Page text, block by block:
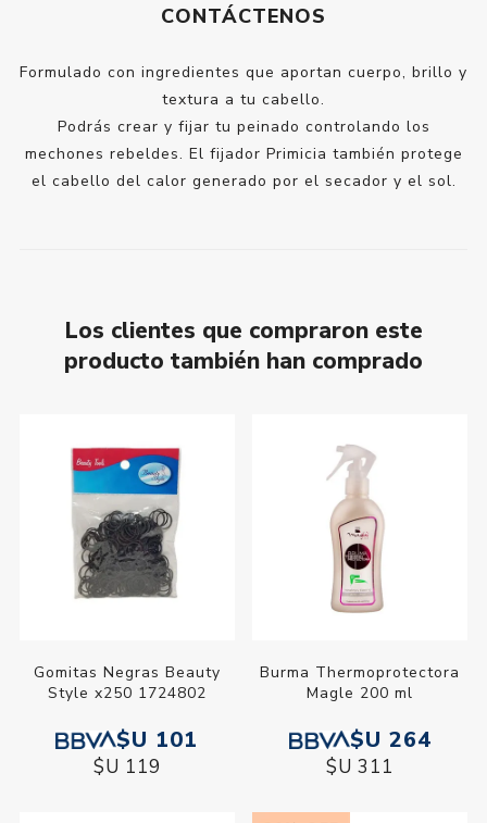
CONTÁCTENOS
Formulado con ingredientes que aportan cuerpo, brillo y
textura a tu cabello.
Podrás crear y fijar tu peinado controlando los
mechones rebeldes. El fijador Primicia también protege
el cabello del calor generado por el secador y el sol.
Los clientes que compraron este
producto también han comprado
Gomitas Negras Beauty
Style x250 1724802
$U 101
$U 119
Burma Thermoprotectora
Magle 200 ml
$U 264
$U 311